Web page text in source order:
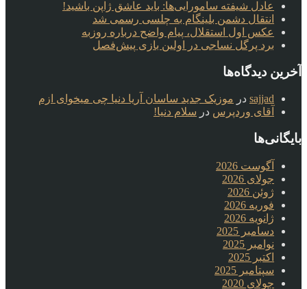
عادل شیفته سامورایی‌ها: باید عاشق ژاپن باشید!
انتقال دشمن بلینگام به چلسی رسمی شد
عکس اول استقلال، پیام واضح درباره روزبه
برد پرگل نساجی در اولین بازی پیش‌فصل
آخرین دیدگاه‌ها
sajjad در موزیک جدید ساسان آریا دنیا چی میخوای ازم
آقای وردپرس در سلام دنیا!
بایگانی‌ها
آگوست 2026
جولای 2026
ژوئن 2026
فوریه 2026
ژانویه 2026
دسامبر 2025
نوامبر 2025
اکتبر 2025
سپتامبر 2025
جولای 2020